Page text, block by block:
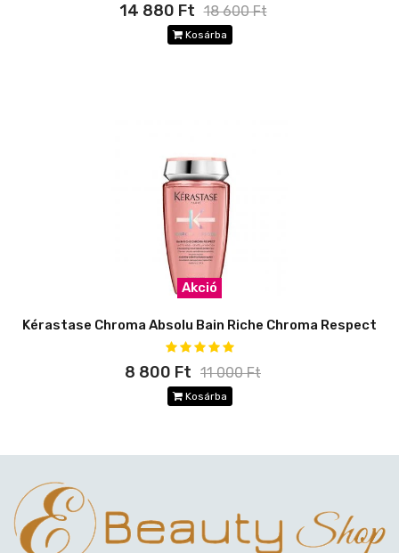
14 880 Ft 18 600 Ft
Kosárba
Akció
Kérastase Chroma Absolu Bain Riche Chroma Respect
8 800 Ft 11 000 Ft
Kosárba